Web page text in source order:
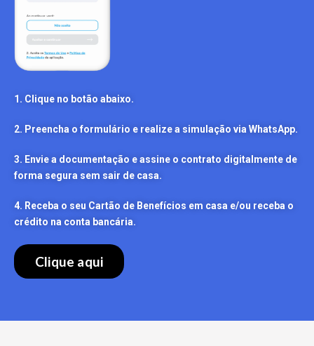
1. Clique no botão abaixo.
2. Preencha o formulário e realize a simulação via WhatsApp.
3. Envie a documentação e assine o contrato digitalmente de
forma segura sem sair de casa.
4. Receba o seu Cartão de Benefícios em casa e/ou receba o
crédito na conta bancária.
Clique aqui